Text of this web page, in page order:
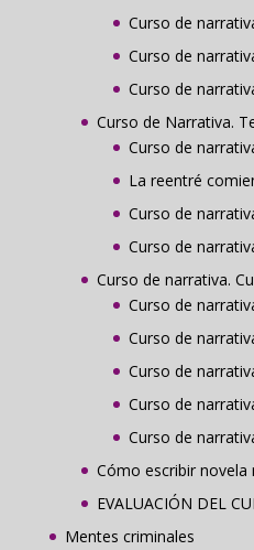
Curso de
Curso de
Curso de
Curso de Narrativa.
Curso de
La reentré
Curso de
Curso de
Curso de narrativa.
Curso de
Curso de
Curso de
Curso de
Curso de
Cómo escribir novela
EVALUACIÓN DEL
Mentes criminales